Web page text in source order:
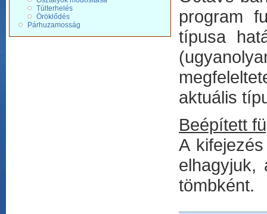
Túlterhelés
Öröklődés
Párhuzamosság
program
típusa
aktuális
Beépített
A
elhagyjuk,
tömbként.